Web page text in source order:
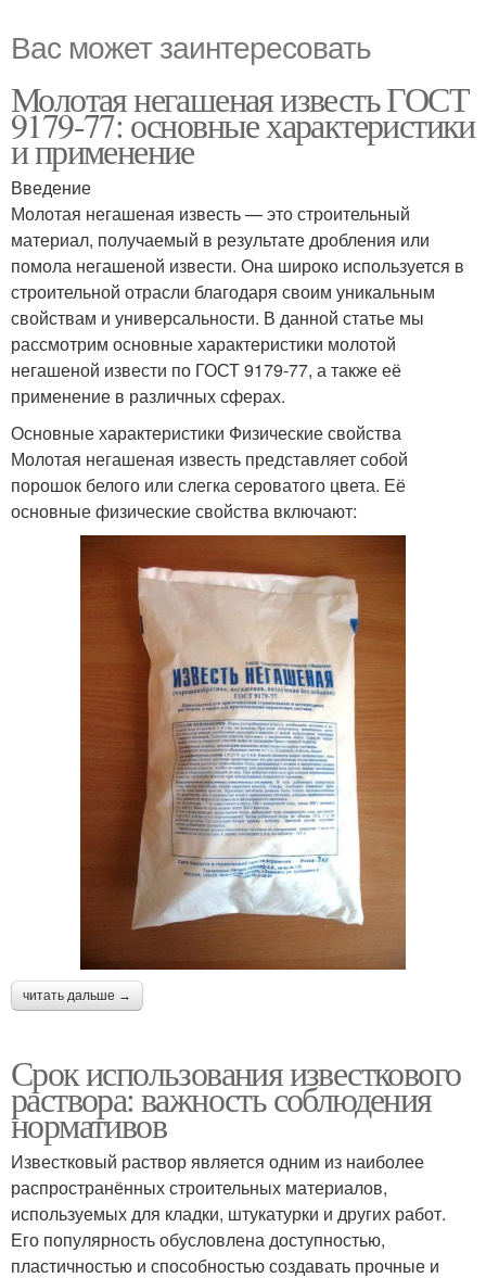
Вас может заинтересовать
Молотая негашеная известь ГОСТ
9179-77: основные характеристики
и применение
Введение
Молотая негашеная известь — это строительный
материал, получаемый в результате дробления или
помола негашеной извести. Она широко используется в
строительной отрасли благодаря своим уникальным
свойствам и универсальности. В данной статье мы
рассмотрим основные характеристики молотой
негашеной извести по ГОСТ 9179-77, а также её
применение в различных сферах.
Основные характеристики Физические свойства
Молотая негашеная известь представляет собой
порошок белого или слегка сероватого цвета. Её
основные физические свойства включают:
читать дальше →
Срок использования известкового
раствора: важность соблюдения
нормативов
Известковый раствор является одним из наиболее
распространённых строительных материалов,
используемых для кладки, штукатурки и других работ.
Его популярность обусловлена доступностью,
пластичностью и способностью создавать прочные и